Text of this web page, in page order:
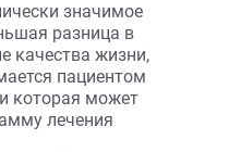
значимое
разница в
качества жизни,
пациентом
которая может
лечения